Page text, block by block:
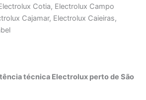
Cotia, Electrolux Campo
Cajamar, Electrolux Caieiras,
técnica Electrolux perto de São